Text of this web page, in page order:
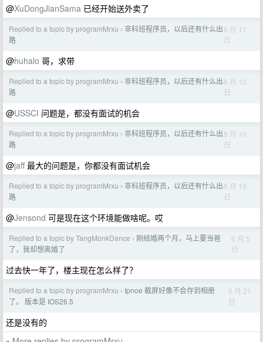
@XuDongJianSama 已经开始送外卖了
Replied to a topic by programMrxu › 非科班程序员，以后还有什么出
路
6 月 11
日
@huhalo 哥，求带
Replied to a topic by programMrxu › 非科班程序员，以后还有什么出
路
6 月 10
日
@USSCI 问题是，都没有面试的机会
Replied to a topic by programMrxu › 非科班程序员，以后还有什么出
路
6 月 10
日
@jaff最大的问题是，你都没有面试机会
Replied to a topic by programMrxu › 非科班程序员，以后还有什么出
路
6 月 10
日
@Jensond 可是现在这个环境能做啥呢。哎
Replied to a topic by TangMonkDance › 刚结婚两个月，马上要当爸
了，我却想离婚了
6 月 5
日
过去快一年了，楼主现在怎么样了？
Replied to a topic by programMrxu › Ipnoe 截屏好像不会存到相册
了。 版本是 IOS26.5
5 月 21
日
还是没有的